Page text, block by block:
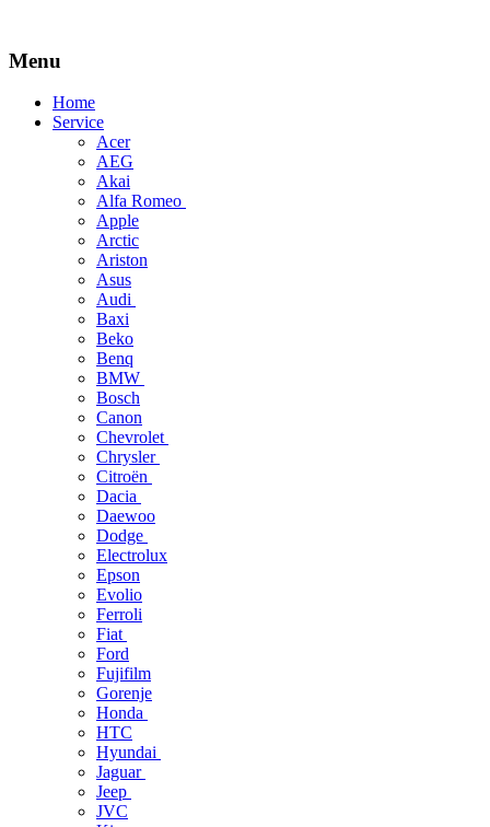
Menu
Skip
Home
Service
Acer
AEG
Akai
Alfa Romeo
Apple
Arctic
Ariston
Asus
Audi
Baxi
Beko
Benq
BMW
Bosch
Canon
Chevrolet
Chrysler
Citroën
Dacia
Daewoo
Dodge
Electrolux
Epson
Evolio
Ferroli
Fiat
Ford
Fujifilm
Gorenje
Honda
HTC
Hyundai
Jaguar
Jeep
JVC